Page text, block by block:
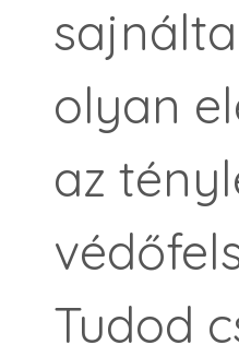
olyan
az
Tudod